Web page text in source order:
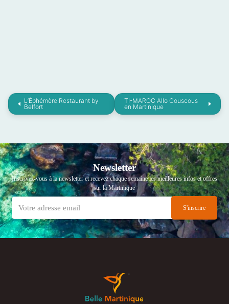
L’Éphémère Restaurant by
Belfort
TI-MAROC Allo Couscous
en Martinique
Newsletter
Inscrivez-vous à la newsletter et recevez chaque semaine les meilleures infos et offres
sur la Martinique